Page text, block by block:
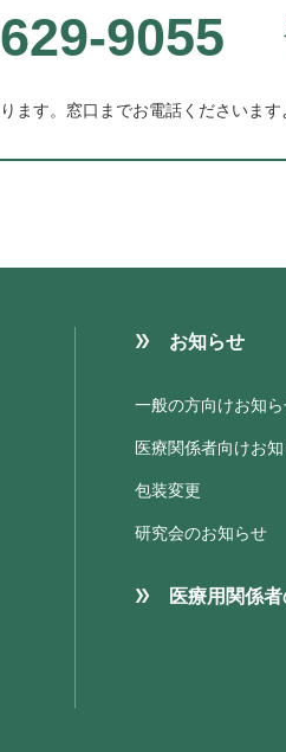
9055
ます。 窓口までお電話くださいます
お知らせ
一般の方向けお知
医療関係者向けお
包装変更
研究会のお知らせ
医療用関係